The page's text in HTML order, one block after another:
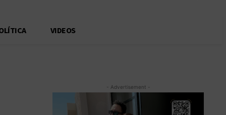
VIDEOS
- Advertisement -